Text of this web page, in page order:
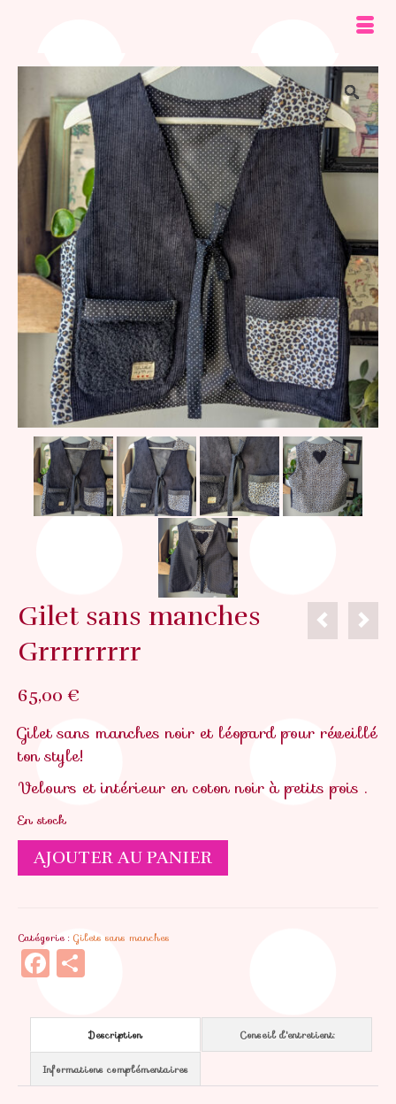
Gilet sans manches
Grrrrrrrrr
65,00 €
Gilet sans manches noir et léopard pour réveillé
ton style!
Velours et intérieur en coton noir à petits pois .
En stock
quantité
de
manches
Grrrrrrrrr
AJOUTER AU PANIER
Catégorie : Gilets sans manches
Facebook
Description Conseil d'entretient:
Informations complémentaires